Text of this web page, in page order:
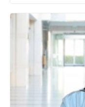
olduğunu belirtti